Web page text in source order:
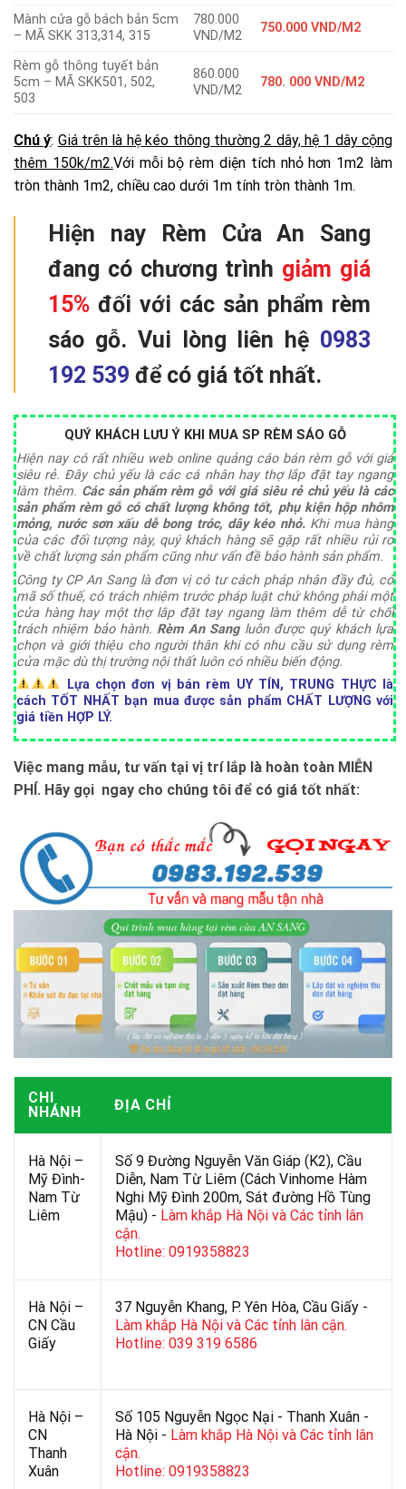
Mành cửa gỗ bách bản 5cm
– MÃ SKK 313,314, 315
780.000
VND/M2
750.000 VND/M2
Rèm gỗ thông tuyết bản
5cm – MÃ SKK501, 502,
503
860.000
VND/M2
780. 000 VND/M2
Chú ý: Giá trên là hệ kéo thông thường 2 dây, hệ 1 dây cộng
thêm 150k/m2.Với mỗi bộ rèm diện tích nhỏ hơn 1m2 làm
tròn thành 1m2, chiều cao dưới 1m tính tròn thành 1m.
Hiện nay Rèm Cửa An Sang
đang có chương trình giảm giá
15% đối với các sản phẩm rèm
sáo gỗ. Vui lòng liên hệ 0983
192 539 để có giá tốt nhất.
QUÝ KHÁCH LƯU Ý KHI MUA SP RÈM SÁO GỖ
Hiện nay có rất nhiều web online quảng cáo bán rèm gỗ với giá
siêu rẻ. Đây chủ yếu là các cá nhân hay thợ lắp đặt tay ngang
làm thêm. Các sản phẩm rèm gỗ với giá siêu rẻ chủ yếu là các
sản phẩm rèm gỗ có chất lượng không tốt, phụ kiện hộp nhôm
mỏng, nước sơn xấu dễ bong tróc, dây kéo nhỏ.Khi mua hàng
của các đối tượng này, quý khách hàng sẽ gặp rất nhiều rủi ro
về chất lượng sản phẩm cũng như vấn đề bảo hành sản phẩm.
Công ty CP An Sang là đơn vị có tư cách pháp nhân đầy đủ, có
mã số thuế, có trách nhiệm trước pháp luật chứ không phải một
cửa hàng hay một thợ lắp đặt tay ngang làm thêm dễ từ chối
trách nhiệm bảo hành. Rèm An Sangluôn được quý khách lựa
chọn và giới thiệu cho người thân khi có nhu cầu sử dụng rèm
cửa mặc dù thị trường nội thất luôn có nhiều biến động.
Lựa chọn đơn vị bán rèm UY TÍN, TRUNG THỰC là
cách TỐT NHẤT bạn mua được sản phẩm CHẤT LƯỢNG với
giá tiền HỢP LÝ.
Việc mang mẫu, tư vấn tại vị trí lắp là hoàn toàn MIỄN
PHÍ. Hãy gọi ngay cho chúng tôi để có giá tốt nhất:
CHI
NHÁNH
ĐỊA CHỈ
Hà Nội –
Mỹ Đình-
Nam Từ
Liêm
Số 9 Đường Nguyễn Văn Giáp (K2), Cầu
Diễn, Nam Từ Liêm (Cách Vinhome Hàm
Nghi Mỹ Đình 200m, Sát đường Hồ Tùng
Mậu) - Làm khắp Hà Nội và Các tỉnh lân
cận.
Hotline: 0919358823
Hà Nội –
CN Cầu
Giấy
37 Nguyễn Khang, P. Yên Hòa, Cầu Giấy -
Làm khắp Hà Nội và Các tỉnh lân cận.
Hotline: 039 319 6586
Hà Nội –
CN
Thanh
Xuân
Số 105 Nguyễn Ngọc Nại - Thanh Xuân -
Hà Nội - Làm khắp Hà Nội và Các tỉnh lân
cận.
Hotline: 0919358823